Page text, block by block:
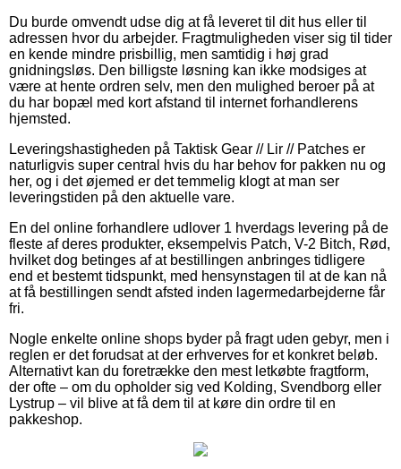
Du burde omvendt udse dig at få leveret til dit hus eller til
adressen hvor du arbejder. Fragtmuligheden viser sig til tider
en kende mindre prisbillig, men samtidig i høj grad
gnidningsløs. Den billigste løsning kan ikke modsiges at
være at hente ordren selv, men den mulighed beroer på at
du har bopæl med kort afstand til internet forhandlerens
hjemsted.
Leveringshastigheden på Taktisk Gear // Lir // Patches er
naturligvis super central hvis du har behov for pakken nu og
her, og i det øjemed er det temmelig klogt at man ser
leveringstiden på den aktuelle vare.
En del online forhandlere udlover 1 hverdags levering på de
fleste af deres produkter, eksempelvis Patch, V-2 Bitch, Rød,
hvilket dog betinges af at bestillingen anbringes tidligere
end et bestemt tidspunkt, med hensynstagen til at de kan nå
at få bestillingen sendt afsted inden lagermedarbejderne får
fri.
Nogle enkelte online shops byder på fragt uden gebyr, men i
reglen er det forudsat at der erhverves for et konkret beløb.
Alternativt kan du foretrække den mest letkøbte fragtform,
der ofte – om du opholder sig ved Kolding, Svendborg eller
Lystrup – vil blive at få dem til at køre din ordre til en
pakkeshop.